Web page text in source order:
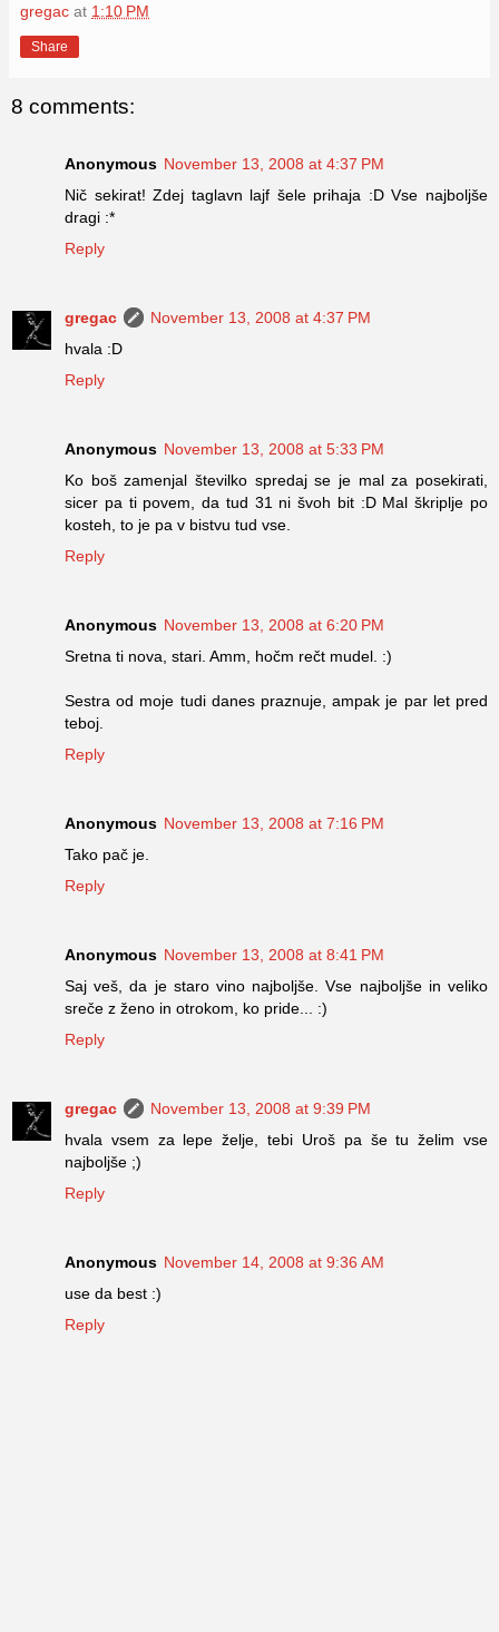
gregac at 1:10 PM
Share
8 comments:
Anonymous November 13, 2008 at 4:37 PM
Nič sekirat! Zdej taglavn lajf šele prihaja :D Vse najboljše
dragi :*
Reply
gregac
November 13, 2008 at 4:37 PM
hvala :D
Reply
Anonymous November 13, 2008 at 5:33 PM
Ko boš zamenjal številko spredaj se je mal za posekirati,
sicer pa ti povem, da tud 31 ni švoh bit :D Mal škriplje po
kosteh, to je pa v bistvu tud vse.
Reply
Anonymous November 13, 2008 at 6:20 PM
Sretna ti nova, stari. Amm, hočm rečt mudel. :)
Sestra od moje tudi danes praznuje, ampak je par let pred
teboj.
Reply
Anonymous November 13, 2008 at 7:16 PM
Tako pač je.
Reply
Anonymous November 13, 2008 at 8:41 PM
Saj veš, da je staro vino najboljše. Vse najboljše in veliko
sreče z ženo in otrokom, ko pride... :)
Reply
gregac
November 13, 2008 at 9:39 PM
hvala vsem za lepe želje, tebi Uroš pa še tu želim vse
najboljše ;)
Reply
Anonymous November 14, 2008 at 9:36 AM
use da best :)
Reply